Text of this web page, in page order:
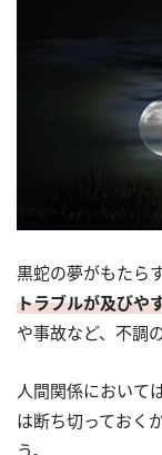
黒蛇の夢がもたら
トラブルが及びや
や事故など、不調
人間関係において
は断ち切っておく
う。